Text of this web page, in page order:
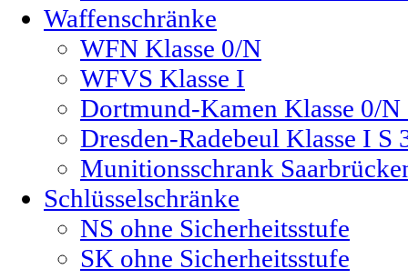
Waffenschränke
WFN Klasse 0/N
WFVS Klasse I
Dortmund-Kamen Klasse 0/N
Dresden-Radebeul Klasse I S
Munitionsschrank
Schlüsselschränke
NS ohne Sicherheitsstufe
SK ohne Sicherheitsstufe